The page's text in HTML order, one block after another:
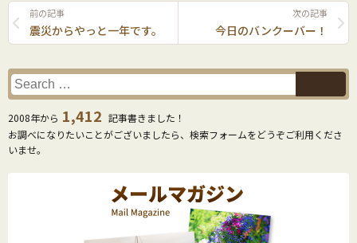
前の記事
震災からやっと一年です。
次の記事
今日のバンクーバー！
2008年から 1,412 記事書きました！
お調べになりたいことがございましたら、検索フォームをどうぞご利用くださ
いませ。